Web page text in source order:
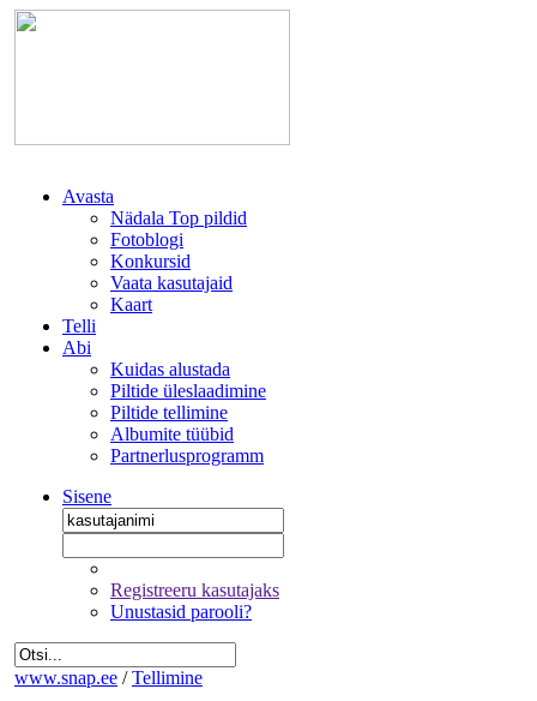
Avasta
Nädala Top pildid
Fotoblogi
Konkursid
Vaata kasutajaid
Kaart
Telli
Abi
Kuidas alustada
Piltide üleslaadimine
Piltide tellimine
Albumite tüübid
Partnerlusprogramm
Sisene
Registreeru kasutajaks
Unustasid parooli?
www.snap.ee / Tellimine